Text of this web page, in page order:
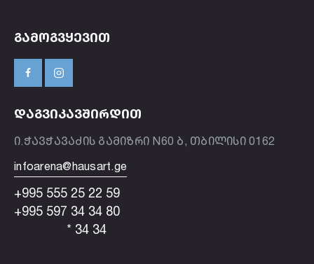
ᲒᲐᲛᲝᲒᲕᲧᲔᲕᲘᲗ
ᲓᲐᲒᲕᲘᲙᲐᲕᲨᲘᲠᲓᲘᲗ
ი.ჭავჭავაძის გამიზრი N60 ბ, თბილისი 0162
infoarena@hausart.ge
+995 555 25 22 59
+995 597 34 34 80
* 34 34